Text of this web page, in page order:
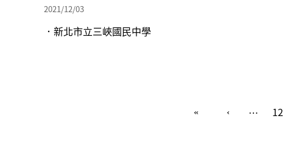
2021/12/03
．新北市立三峽國民中學
… 12